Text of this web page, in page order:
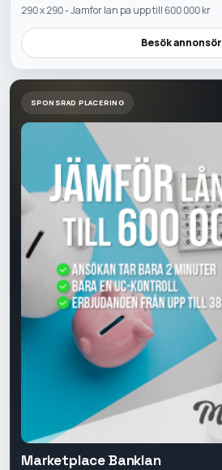
290 x 290 - Jamfor lan pa upp till 600 000 kr
Besök annonsör
SPONSRAD PLACERING
Marketplace Banklan